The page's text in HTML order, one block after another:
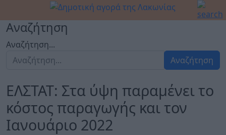
Αναζήτηση
Αναζήτηση...
Αναζήτηση
ΕΛΣΤΑΤ: Στα ύψη παραμένει το
κόστος παραγωγής και τον
Ιανουάριο 2022